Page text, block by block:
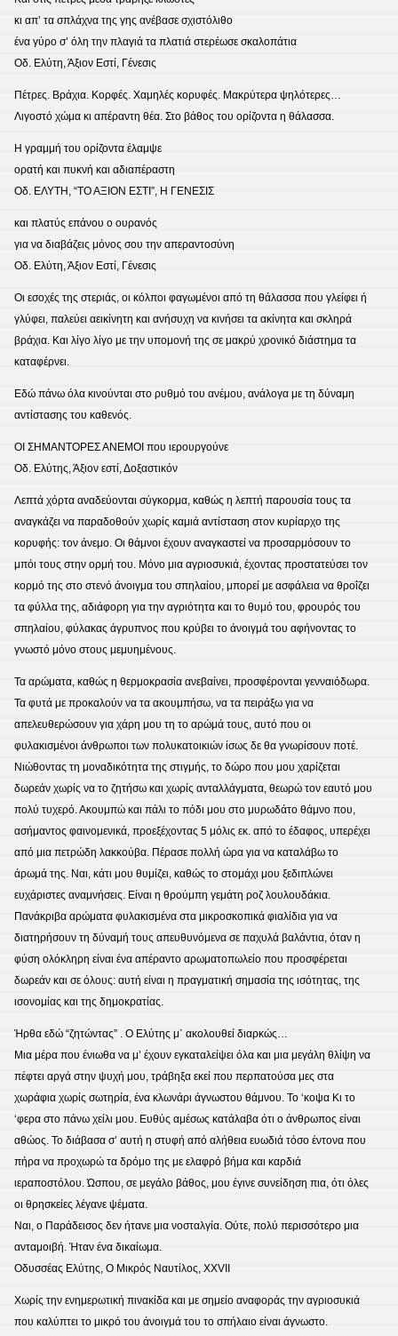
κι απ’ τα σπλάχνα της γης ανέβασε σχιστόλιθο
ένα γύρο σ’ όλη την πλαγιά τα πλατιά στερέωσε σκαλοπάτια
Οδ. Ελύτη, Άξιον Εστί, Γένεσις
Πέτρες. Βράχια. Κορφές. Χαμηλές κορυφές. Μακρύτερα ψηλότερες…
Λιγοστό χώμα κι απέραντη θέα. Στο βάθος του ορίζοντα η θάλασσα.
Η γραμμή του ορίζοντα έλαμψε
ορατή και πυκνή και αδιαπέραστη
Οδ. ΕΛΥΤΗ, “ΤΟ ΑΞΙΟΝ ΕΣΤΙ”, Η ΓΕΝΕΣΙΣ
και πλατύς επάνου ο ουρανός
για να διαβάζεις μόνος σου την απεραντοσύνη
Οδ. Ελύτη, Άξιον Εστί, Γένεσις
Οι εσοχές της στεριάς, οι κόλποι φαγωμένοι από τη θάλασσα που γλείφει ή
γλύφει, παλεύει αεικίνητη και ανήσυχη να κινήσει τα ακίνητα και σκληρά
βράχια. Και λίγο λίγο με την υπομονή της σε μακρύ χρονικό διάστημα τα
καταφέρνει.
Εδώ πάνω όλα κινούνται στο ρυθμό του ανέμου, ανάλογα με τη δύναμη
αντίστασης του καθενός.
ΟΙ ΣΗΜΑΝΤΟΡΕΣ ΑΝΕΜΟΙ που ιερουργούνε
Οδ. Ελύτης, Άξιον εστί, Δοξαστικόν
Λεπτά χόρτα αναδεύονται σύγκορμα, καθώς η λεπτή παρουσία τους τα
αναγκάζει να παραδοθούν χωρίς καμιά αντίσταση στον κυρίαρχο της
κορυφής: τον άνεμο. Οι θάμνοι έχουν αναγκαστεί να προσαρμόσουν το
μπόι τους στην ορμή του. Μόνο μια αγριοσυκιά, έχοντας προστατεύσει τον
κορμό της στο στενό άνοιγμα του σπηλαίου, μπορεί με ασφάλεια να θροΐζει
τα φύλλα της, αδιάφορη για την αγριότητα και το θυμό του, φρουρός του
σπηλαίου, φύλακας άγρυπνος που κρύβει το άνοιγμά του αφήνοντας το
γνωστό μόνο στους μεμυημένους.
Τα αρώματα, καθώς η θερμοκρασία ανεβαίνει, προσφέρονται γενναιόδωρα.
Τα φυτά με προκαλούν να τα ακουμπήσω, να τα πειράξω για να
απελευθερώσουν για χάρη μου τη το αρώμά τους, αυτό που οι
φυλακισμένοι άνθρωποι των πολυκατοικιών ίσως δε θα γνωρίσουν ποτέ.
Νιώθοντας τη μοναδικότητα της στιγμής, το δώρο που μου χαρίζεται
δωρεάν χωρίς να το ζητήσω και χωρίς ανταλλάγματα, θεωρώ τον εαυτό μου
πολύ τυχερό. Ακουμπώ και πάλι το πόδι μου στο μυρωδάτο θάμνο που,
ασήμαντος φαινομενικά, προεξέχοντας 5 μόλις εκ. από το έδαφος, υπερέχει
από μια πετρώδη λακκούβα. Πέρασε πολλή ώρα για να καταλάβω το
άρωμά της. Ναι, κάτι μου θυμίζει, καθώς το στομάχι μου ξεδιπλώνει
ευχάριστες αναμνήσεις. Είναι η θρούμπη γεμάτη ροζ λουλουδάκια.
Πανάκριβα αρώματα φυλακισμένα στα μικροσκοπικά φιαλίδια για να
διατηρήσουν τη δύναμή τους απευθυνόμενα σε παχυλά βαλάντια, όταν η
φύση ολόκληρη είναι ένα απέραντο αρωματοπωλείο που προσφέρεται
δωρεάν και σε όλους: αυτή είναι η πραγματική σημασία της ισότητας, της
ισονομίας και της δημοκρατίας.
Ήρθα εδώ “ζητώντας” . Ο Ελύτης μ΄ ακολουθεί διαρκώς…
Mια μέρα που ένιωθα να μ’ έχουν εγκαταλείψει όλα και μια μεγάλη θλίψη να
πέφτει αργά στην ψυχή μου, τράβηξα εκεί που περπατούσα μες στα
χωράφια χωρίς σωτηρία, ένα κλωνάρι άγνωστου θάμνου. Το ‘κοψα Κι το
‘φερα στο πάνω χείλι μoυ. Ευθύς αμέσως κατάλαβα ότι ο άνθρωπος είναι
αθώος. Το διάβασα σ’ αυτή η στυφή από αλήθεια ευωδιά τόσο έντονα που
πήρα να προχωρώ τα δρόμο της με ελαφρό βήμα και καρδιά
ιεραποστόλου. Ώσπου, σε μεγάλο βάθος, μου έγινε συνείδηση πια, ότι όλες
οι θρησκείες λέγανε ψέματα.
Ναι, ο Παράδεισος δεν ήτανε μια νοσταλγία. Ούτε, πολύ περισσότερο μια
ανταμοιβή. Ήταν ένα δικαίωμα.
Οδυσσέας Ελύτης, Ο Μικρός Ναυτίλος, ΧΧVII
Χωρίς την ενημερωτική πινακίδα και με σημείο αναφοράς την αγριοσυκιά
που καλύπτει το μικρό του άνοιγμά του το σπήλαιο είναι άγνωστο.